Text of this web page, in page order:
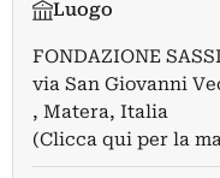
Luogo
FONDAZIONE
via San Giovanni
, Matera, Italia
(Clicca qui per la